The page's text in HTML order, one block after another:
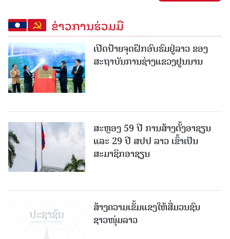
ຂ່າວການຮ່ວມມື
ເປີດປ້າຍຈຸດຝຶກອົບຮົມຢູ່ລາວ ຂອງ
ສະຖາບັນການຊ່າງແຂວງຢູນນານ
ສະຫຼອງ 59 ປີ ການສ້າງຕັ້ງອາຊຽນ
ແລະ 29 ປີ ສປປ ລາວ ເຂົ້າເປັນ
ສະມາຊິກອາຊຽນ
ສ້າງຄວາມເຂັ້ມແຂງໃຫ້ສື່ມວນຊົນ
ຊາວໜຸ່ມລາວ